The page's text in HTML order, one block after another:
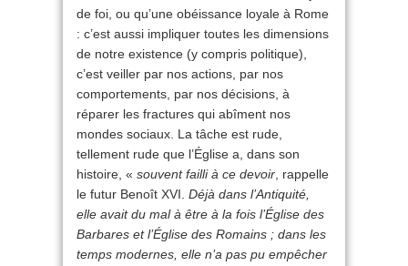
de foi, ou qu’une obéissance loyale à Rome
: c’est aussi impliquer toutes les dimensions
de notre existence (y compris politique),
c’est veiller par nos actions, par nos
comportements, par nos décisions, à
réparer les fractures qui abîment nos
mondes sociaux. La tâche est rude,
tellement rude que l’Église a, dans son
histoire, « souvent failli à ce devoir , rappelle
le futur Benoît XVI. Déjà dans l’Antiquité,
elle avait du mal à être à la fois l’Église des
Barbares et l’Église des Romains ; dans les
temps modernes, elle n’a pas pu empêcher